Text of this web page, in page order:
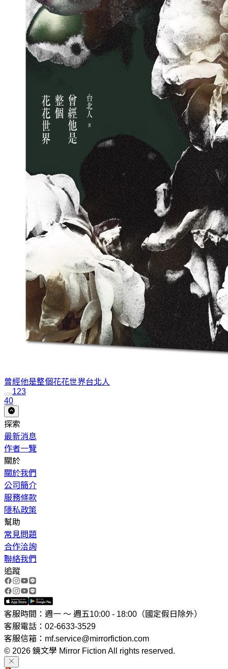
曾經他是整個花花世界台北人
123
40
探索
最新消息
作者一覽
關於
關於我們
公司簡介
服務條款
隱私政策
幫助
常見問題
合作洽詢
聯絡我們
追蹤
客服時間：週一 ～ 週五10:00 - 18:00（國定假日除外）
客服電話：02-6633-3529
客服信箱：mf.service@mirrorfiction.com
© 2026 鏡文學 Mirror Fiction All rights reserved.